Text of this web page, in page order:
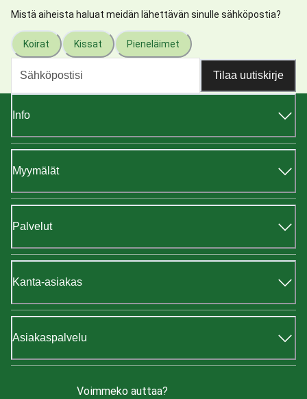
Mistä aiheista haluat meidän lähettävän sinulle sähköpostia?
Koirat Kissat Pieneläimet
Tilaa uutiskirje
Info
Myymälät
Palvelut
Kanta-asiakas
Asiakaspalvelu
Voimmeko auttaa?